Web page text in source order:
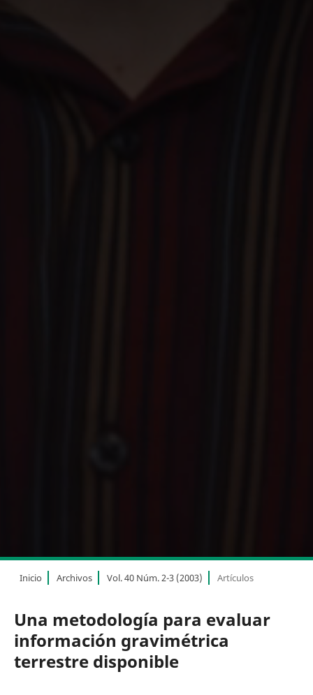
Inicio Archivos Vol. 40 Núm. 2-3 (2003) Artículos
Una metodología para evaluar
información gravimétrica
terrestre disponible